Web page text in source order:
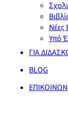
Νέες
Υπό
ΓΙΑ
BLOG